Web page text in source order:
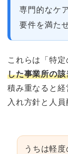
専門的なケ
要件を満た
これらは「特
した事業所の
積み重なると
入れ方針と人
うちは軽